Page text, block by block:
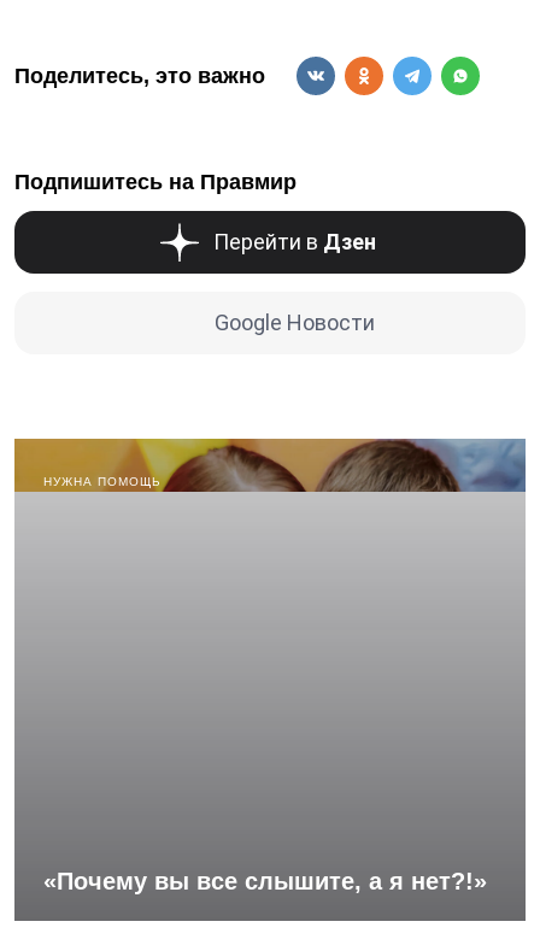
Поделитесь, это важно
Подпишитесь на Правмир
Перейти в Дзен
Google Новости
НУЖНА ПОМОЩЬ
«Почему вы все слышите, а я нет?!»